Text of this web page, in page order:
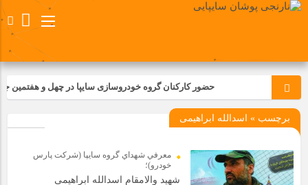
حضور کارکنان گروه خودروسازی سایپا در چهل و هفتمین جشن
برچسب » اسدالله ابراهیمی
معرفي شهداي گروه سايپا (شركت پارس
خودرو)؛
شهید والامقام اسدالله ابراهیمی